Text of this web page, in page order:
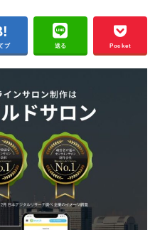
ブ 送る Pocket